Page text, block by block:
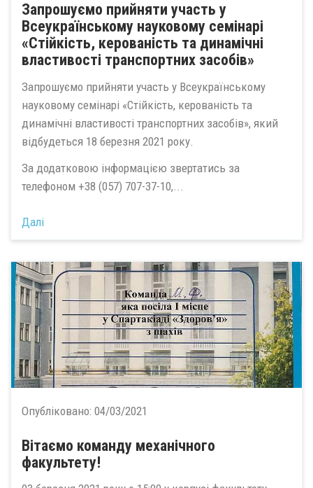
Запрошуємо прийняти участь у
Всеукраїнському науковому семінарі
«Стійкість, керованість та динамічні
властивості транспортних засобів»
Запрошуємо прийняти участь у Всеукраїнському
науковому семінарі «Стійкість, керованість та
динамічні властивості транспортних засобів», який
відбудеться 18 березня 2021 року.
За додатковою інформацією звертатись за
телефоном +38 (057) 707-37-10,...
Далі
Опубліковано: 04/03/2021
Вітаємо команду механічного
факультету!